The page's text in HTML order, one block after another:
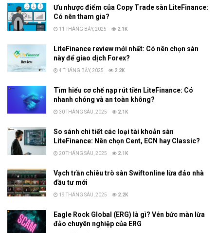
Ưu nhược điểm của Copy Trade sàn LiteFinance:
Có nên tham gia?
11 THÁNG BẢY, 2025 2.1K
LiteFinance review mới nhất: Có nên chọn sàn
này để giao dịch Forex?
4 THÁNG BẢY, 2025 2.2K
Tìm hiểu cơ chế nạp rút tiền LiteFinance: Có
nhanh chóng và an toàn không?
30 THÁNG SÁU, 2025 2.1K
So sánh chi tiết các loại tài khoản sàn
LiteFinance: Nên chọn Cent, ECN hay Classic?
20 THÁNG SÁU, 2025 2.1K
Vạch trần chiêu trò sàn Swiftonline lừa đảo nhà
đầu tư mới
19 THÁNG SÁU, 2025 2.2K
Eagle Rock Global (ERG) là gì? Vén bức màn lừa
đảo chuyên nghiệp của ERG